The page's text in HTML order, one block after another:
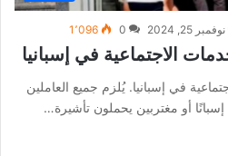
نوفمبر 25, 2024 0 1٬096
الاجتماعية في إسبانيا
في إسبانيا. يُلزم جميع العاملين
أو مغتربين يحملون تأشيرة…